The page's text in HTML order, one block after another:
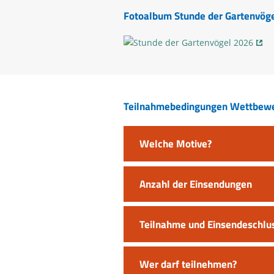
Fotoalbum Stunde der
Teilnahmebedingungen
Welche Motive?
Anzahl der Einsendungen
Teilnahme und
Wer darf teilnehmen?